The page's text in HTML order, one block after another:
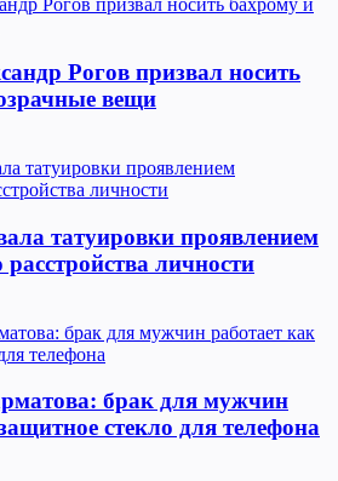
Рогов призвал носить
вещи
татуировки проявлением
личности
брак для мужчин
стекло для телефона